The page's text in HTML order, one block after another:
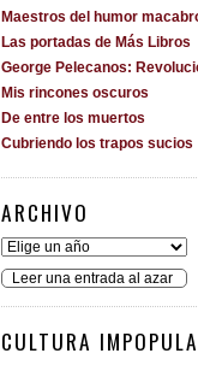
Maestros del humor
Las portadas de Más Libros
George Pelecanos:
Mis rincones oscuros
De entre los muertos
Cubriendo los trapos sucios
ARCHIVO
Leer una entrada al azar
CULTURA